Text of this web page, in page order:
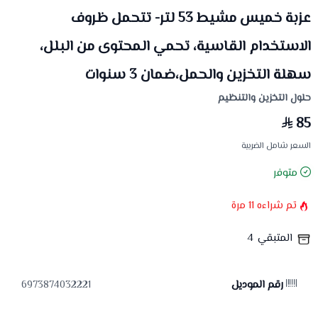
عزبة خميس مشيط 53 لتر- تتحمل ظروف
الاستخدام القاسية، تحمي المحتوى من البلل،
سهلة التخزين والحمل،ضمان 3 سنوات
حلول التخزين والتنظيم
85
السعر شامل الضريبة
متوفر
تم شراءه11 مرة
المتبقي 4
رقم الموديل 6973874032221